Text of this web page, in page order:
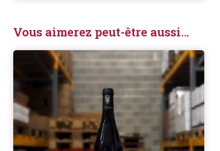
Vous aimerez peut-être aussi…